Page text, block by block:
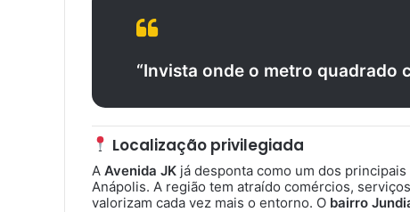
“Invista onde o metro quadrado
Localização privilegiada
A Avenida JK já desponta como um dos
Anápolis. A região tem atraído comércios,
valorizam cada vez mais o entorno. O bairro